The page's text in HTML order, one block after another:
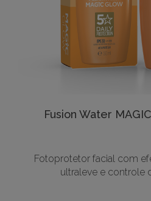
Fusion Water
Fotoprotetor facial com
ultraleve e controle